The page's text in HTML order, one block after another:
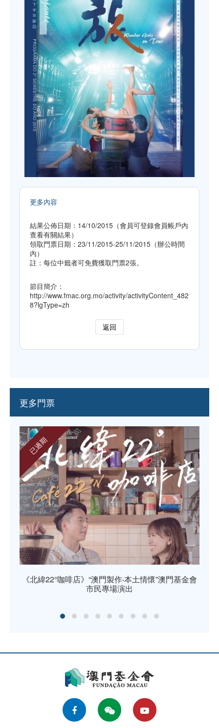
更多內容
結果公佈日期：14/10/2015（會員可登錄會員帳戶內
查看有關結果）
領取門票日期：23/11/2015-25/11/2015（辦公時間
內）
註：每位中籤者可免費獲取門票2張。
節目簡介：
http://www.fmac.org.mo/activity/activityContent_482
8?lgType=zh
返回
更多門票
已過期
《北緯22°咖啡店》“澳門製作‧本土情懷”澳門基金會
市民專場演出